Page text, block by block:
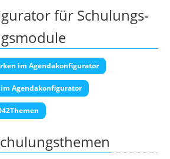
für Schulungs-
im Agendakonfigurator
Agendakonfigurator